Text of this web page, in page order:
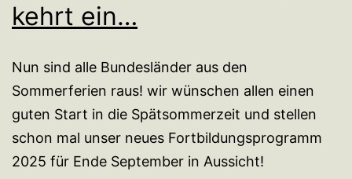
kehrt ein…
Nun sind alle Bundesländer aus den
Sommerferien raus! wir wünschen allen einen
guten Start in die Spätsommerzeit und stellen
schon mal unser neues Fortbildungsprogramm
2025 für Ende September in Aussicht!